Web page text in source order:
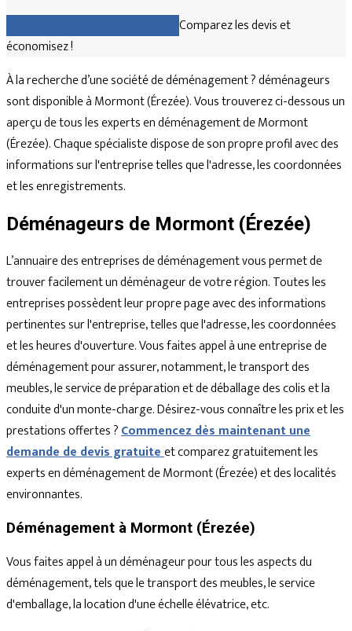
Comparez les devis et
économisez !
À la recherche d’une société de déménagement ? déménageurs
sont disponible à Mormont (Érezée). Vous trouverez ci-dessous un
aperçu de tous les experts en déménagement de Mormont
(Érezée). Chaque spécialiste dispose de son propre profil avec des
informations sur l'entreprise telles que l'adresse, les coordonnées
et les enregistrements.
Déménageurs de Mormont (Érezée)
L’annuaire des entreprises de déménagement vous permet de
trouver facilement un déménageur de votre région. Toutes les
entreprises possèdent leur propre page avec des informations
pertinentes sur l'entreprise, telles que l'adresse, les coordonnées
et les heures d'ouverture. Vous faites appel à une entreprise de
déménagement pour assurer, notamment, le transport des
meubles, le service de préparation et de déballage des colis et la
conduite d'un monte-charge. Désirez-vous connaître les prix et les
prestations offertes ?Commencez dès maintenant une
demande de devis gratuiteet comparez gratuitement les
experts en déménagement de Mormont (Érezée) et des localités
environnantes.
Déménagement à Mormont (Érezée)
Vous faites appel à un déménageur pour tous les aspects du
déménagement, tels que le transport des meubles, le service
d'emballage, la location d'une échelle élévatrice, etc.